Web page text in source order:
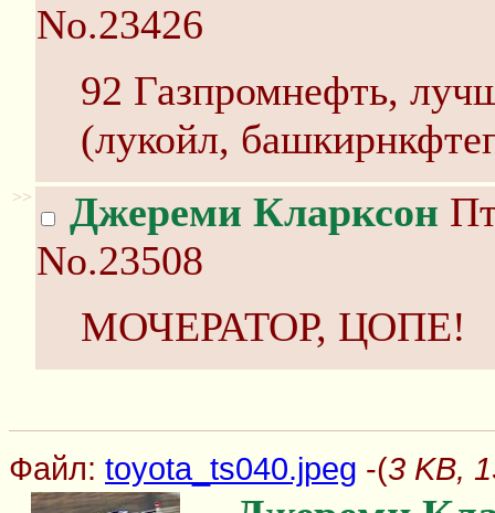
No.23426
92 Газпромнефть,
(лукойл,
>> Джереми Кларксон
No.23508
МОЧЕРАТОР, ЦОПЕ!
Файл: toyota_ts040.jpeg -(3 KB,